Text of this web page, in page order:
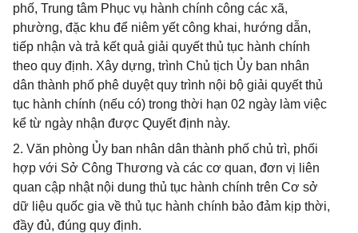
phố, Trung tâm Phục vụ hành chính công các xã,
phường, đặc khu để niêm yết công khai, hướng dẫn,
tiếp nhận và trả kết quả giải quyết thủ tục hành chính
theo quy định. Xây dựng, trình Chủ tịch Ủy ban nhân
dân thành phố phê duyệt quy trình nội bộ giải quyết thủ
tục hành chính (nếu có) trong thời hạn 02 ngày làm việc
kể từ ngày nhận được Quyết định này.
2. Văn phòng Ủy ban nhân dân thành phố chủ trì, phối
hợp với Sở Công Thương và các cơ quan, đơn vị liên
quan cập nhật nội dung thủ tục hành chính trên Cơ sở
dữ liệu quốc gia về thủ tục hành chính bảo đảm kịp thời,
đầy đủ, đúng quy định.